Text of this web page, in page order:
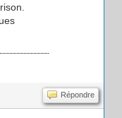
Répondre